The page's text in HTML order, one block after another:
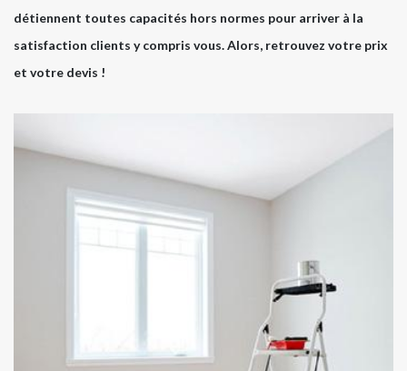
détiennent toutes capacités hors normes pour arriver à la
satisfaction clients y compris vous. Alors, retrouvez votre prix
et votre devis !